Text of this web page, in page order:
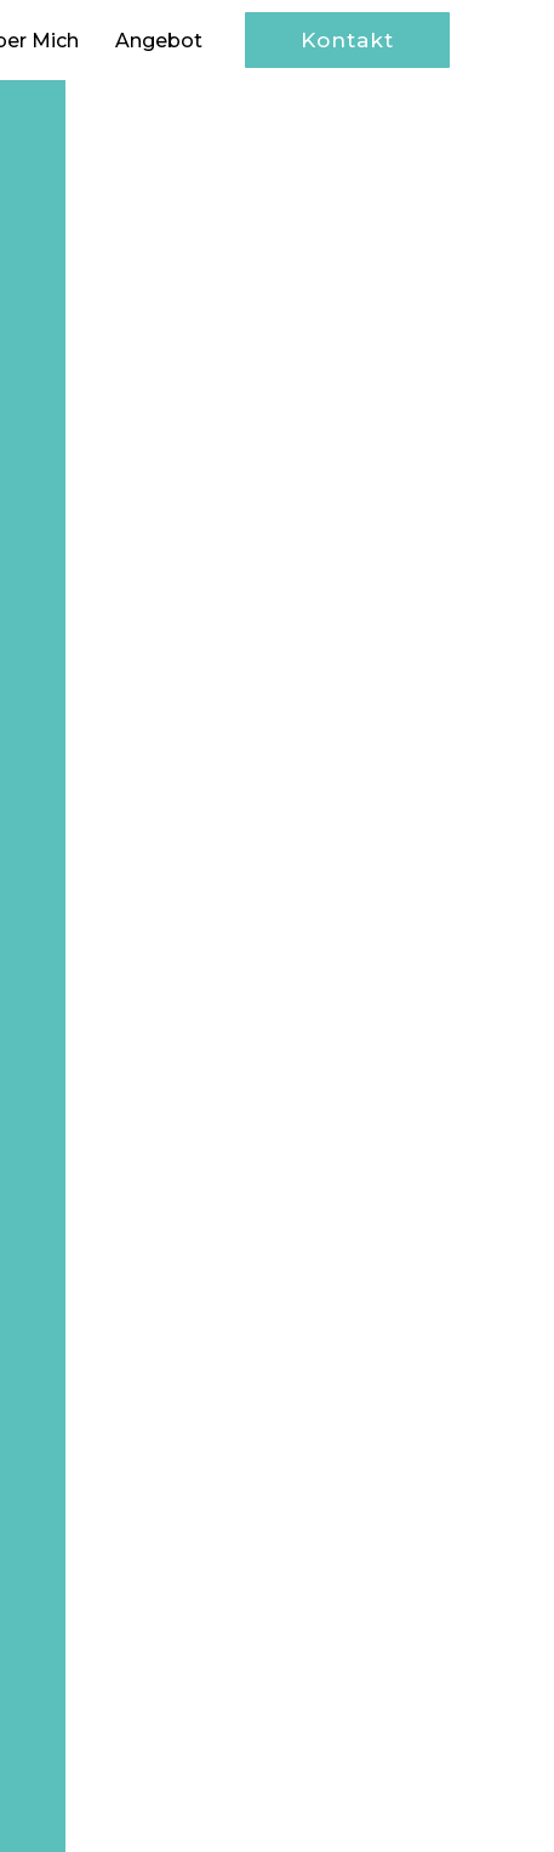
Mich Angebot Kontakt